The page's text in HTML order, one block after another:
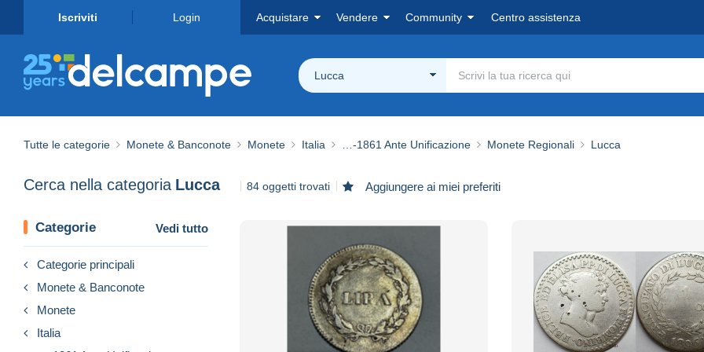
Iscriviti Login Acquistare Vendere Community Centro assistenza
Lucca
Tutte le categorie Monete & Banconote Monete Italia …-1861 Ante Unificazione Monete Regionali Lucca
Cerca nella categoria Lucca 84 oggetti trovati Aggiungere ai miei preferiti
Categorie Vedi tutto
Categorie principali
Monete & Banconote
Monete
Italia